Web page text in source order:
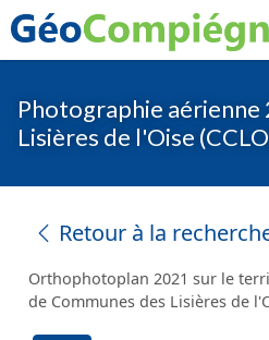
Photographie aérienne
Lisières de l'Oise
Retour à la
Orthophotoplan 2021 sur le
de Communes des Lisières de